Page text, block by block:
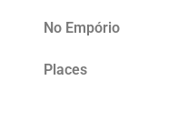
No Empório
Places